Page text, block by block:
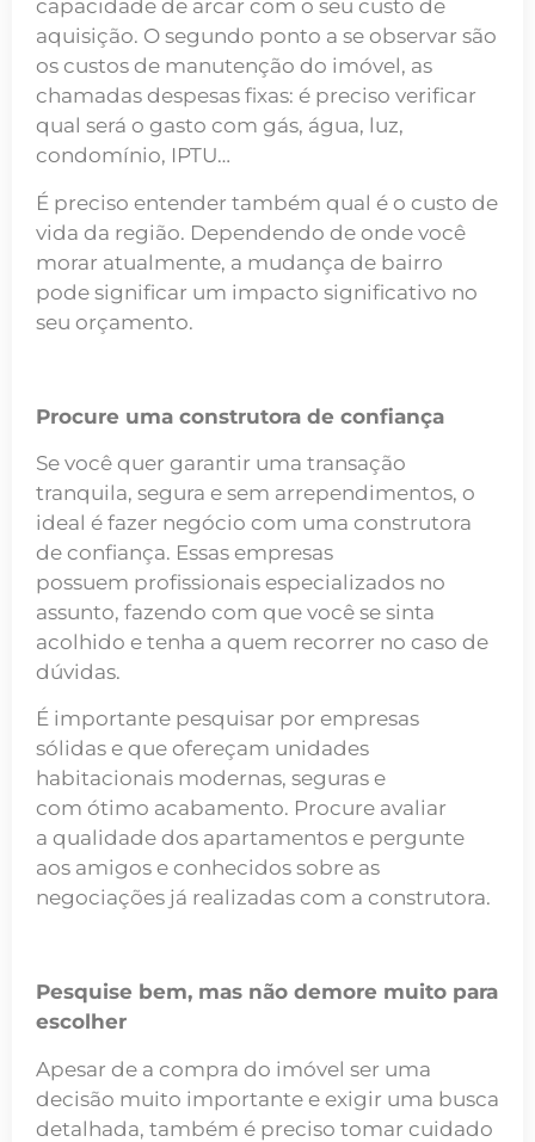
capacidade de arcar com o seu custo de
aquisição. O segundo ponto a se observar são
os custos de manutenção do imóvel, as
chamadas despesas fixas: é preciso verificar
qual será o gasto com gás, água, luz,
condomínio, IPTU…
É preciso entender também qual é o custo de
vida da região. Dependendo de onde você
morar atualmente, a mudança de bairro
pode significar um impacto significativo no
seu orçamento.
Procure uma construtora de confiança
Se você quer garantir uma transação
tranquila, segura e sem arrependimentos, o
ideal é fazer negócio com uma construtora
de confiança. Essas empresas
possuem profissionais especializados no
assunto, fazendo com que você se sinta
acolhido e tenha a quem recorrer no caso de
dúvidas.
É importante pesquisar por empresas
sólidas e que ofereçam unidades
habitacionais modernas, seguras e
com ótimo acabamento. Procure avaliar
a qualidade dos apartamentos e pergunte
aos amigos e conhecidos sobre as
negociações já realizadas com a construtora.
Pesquise bem, mas não demore muito para
escolher
Apesar de a compra do imóvel ser uma
decisão muito importante e exigir uma busca
detalhada, também é preciso tomar cuidado